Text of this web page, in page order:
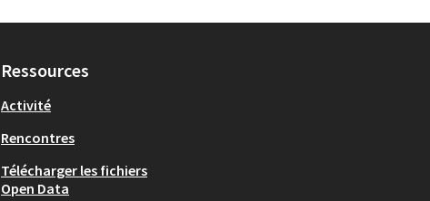
Ressources
Activité
Rencontres
Télécharger les fichiers
Open Data